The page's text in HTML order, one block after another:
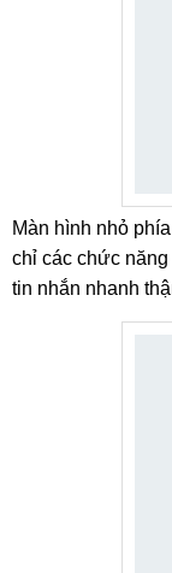
Màn hình nhỏ
chỉ các chức
tin nhắn nhanh